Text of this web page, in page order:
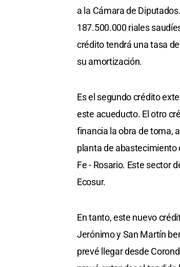
a la Cámara de
187.500.000 riales
crédito tendrá una tasa
su amortización.
Es el segundo crédito
este acueducto. El otro
financia la obra de toma,
planta de abastecimiento
Fe - Rosario. Este sector
Ecosur.
En tanto, este nuevo
Jerónimo y San Martín
prevé llegar desde